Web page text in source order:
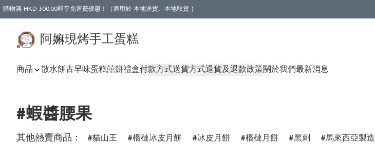
購物滿 HKD 300.00即享免運費優惠！（適用於 本地送貨、本地取貨 )
阿嫲現烤手工蛋糕
商品 散水餅古早味蛋糕囍餅禮盒付款方式送貨方式退貨及退款政策關於我們最新消息
#蝦醬腰果
其他熱賣商品： 貓山王 榴槤冰皮月餅 冰皮月餅 榴槤月餅 黑刺 馬來西亞製造